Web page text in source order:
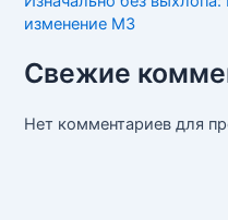
изменение M3
Свежие
Нет комментариев для